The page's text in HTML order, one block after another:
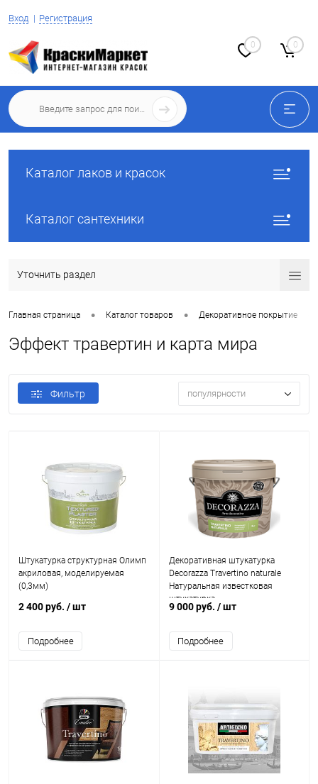
Вход Регистрация
0 0
Каталог лаков и красок
Каталог сантехники
Уточнить раздел
Главная страница • Каталог товаров • Декоративное покрытие
Эффект травертин и карта мира
Фильтр популярности
Штукатурка структурная Олимп
акриловая, моделируемая
(0,3мм)
2 400 руб. / шт
Подробнее
Декоративная штукатурка
Decorazza Travertino naturale
Натуральная известковая
штукатурка
9 000 руб. / шт
Подробнее